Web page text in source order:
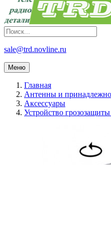
sale@trd.novline.ru
Меню
Главная
Антенны и
Аксессуары
Устройство